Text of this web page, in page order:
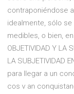
contraponiéndose
idealmente, sólo
medibles, o bien,
OBJETIVIDAD Y LA
LA SUBJETIVIDAD
para llegar a un
cos v an